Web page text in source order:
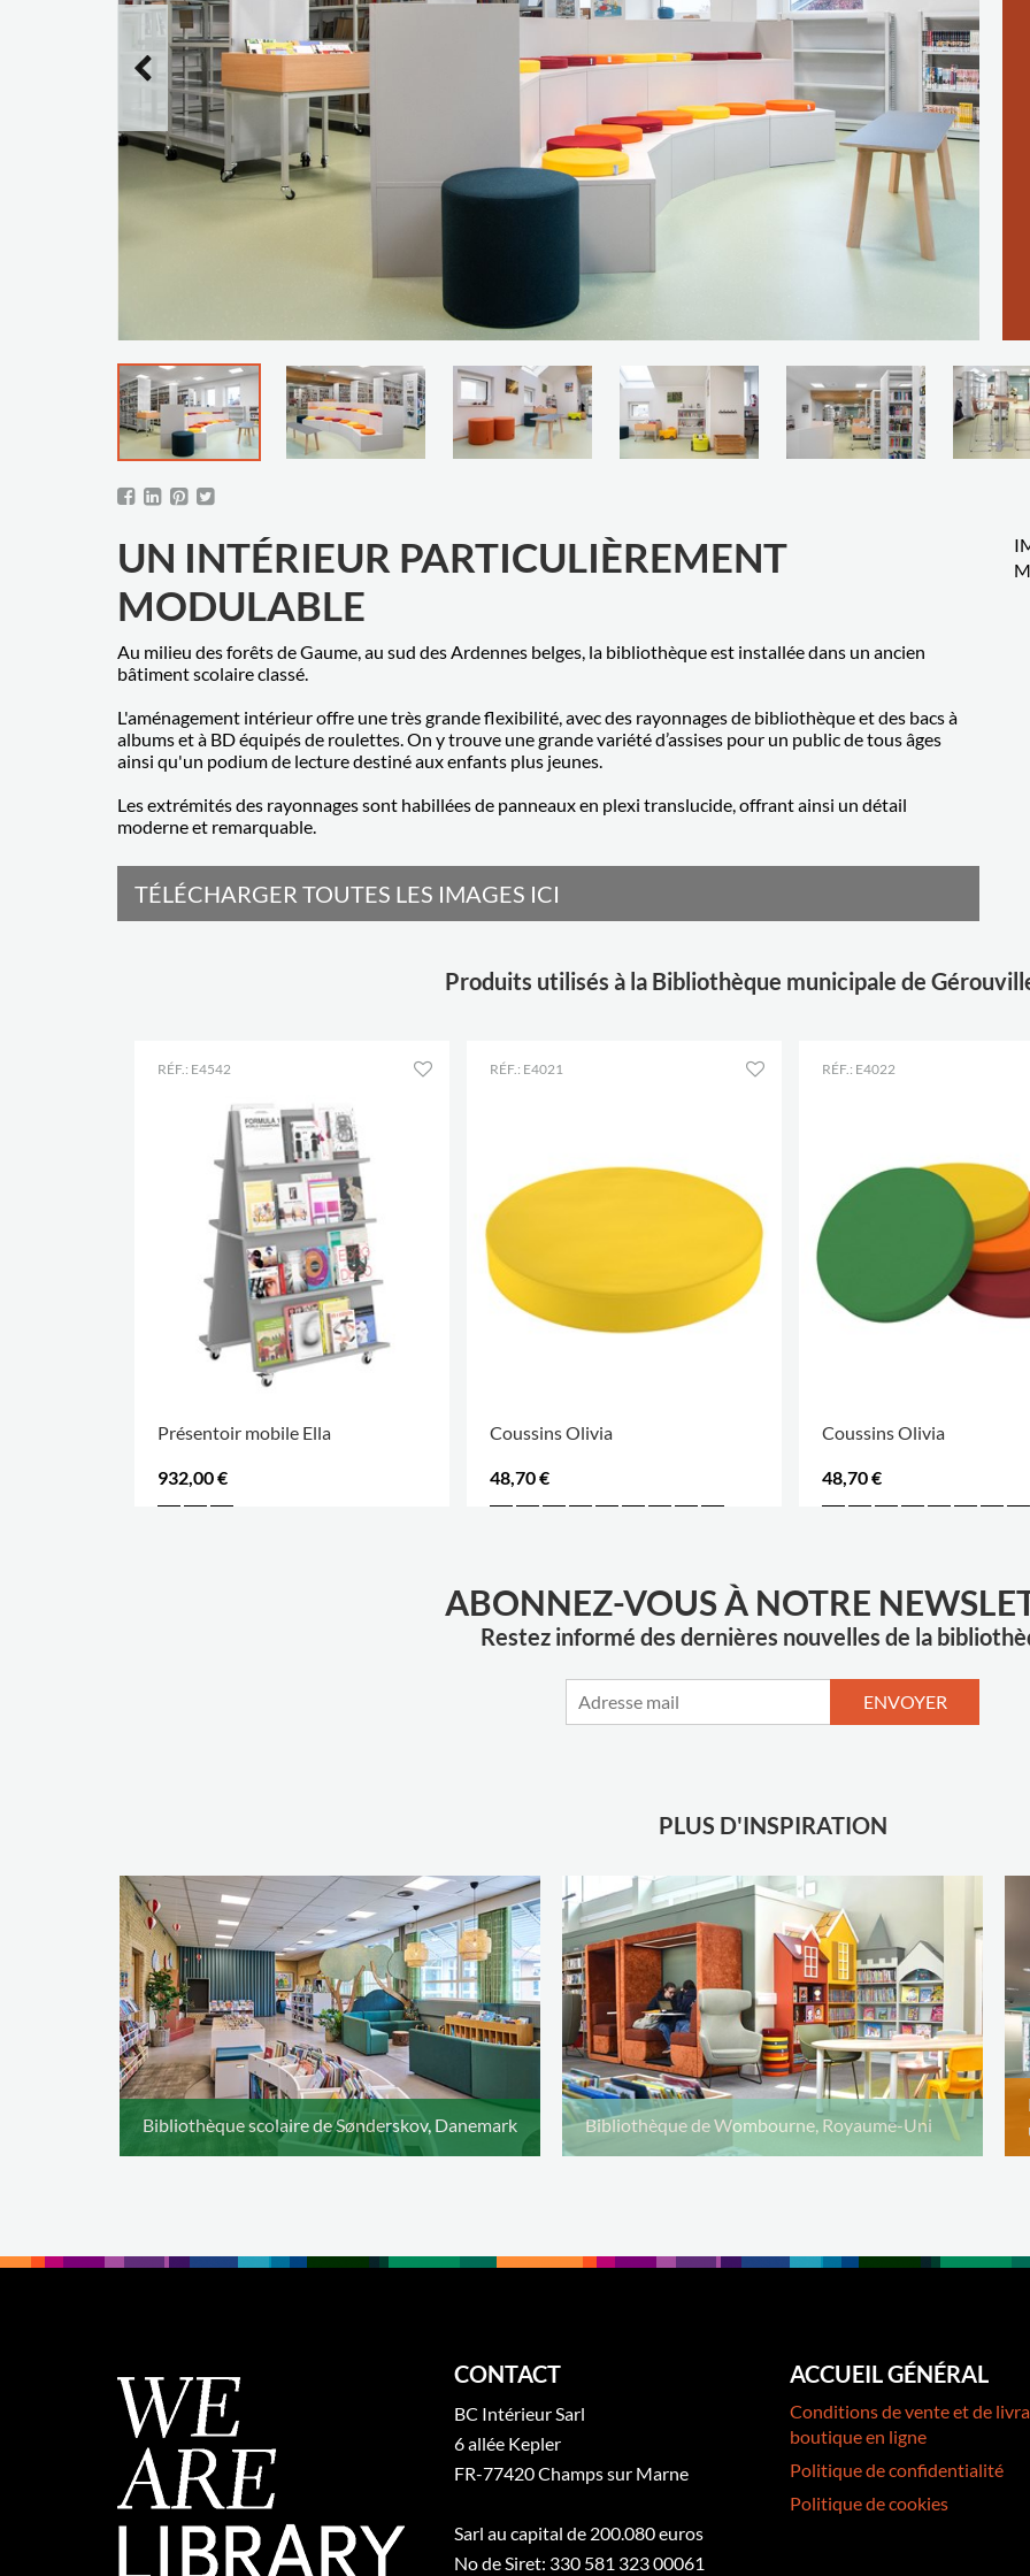
UN INTÉRIEUR PARTICULIÈREMENT
MODULABLE
Au milieu des forêts de Gaume, au sud des Ardennes belges, la bibliothèque est installée dans un ancien
bâtiment scolaire classé.
L'aménagement intérieur offre une très grande flexibilité, avec des rayonnages de bibliothèque et des bacs à
albums et à BD équipés de roulettes. On y trouve une grande variété d’assises pour un public de tous âges
ainsi qu'un podium de lecture destiné aux enfants plus jeunes.
Les extrémités des rayonnages sont habillées de panneaux en plexi translucide, offrant ainsi un détail
moderne et remarquable.
TÉLÉCHARGER TOUTES LES IMAGES ICI
Produits utilisés à la Bibliothèque municipale de
RÉF.: E4542
Présentoir mobile Ella
932,00 €
RÉF.: E4021
Coussins Olivia
48,70 €
RÉF.: E4022
Coussins Olivia
48,70 €
ABONNEZ-VOUS À NOTRE
Restez informé des dernières nouvelles de la
ENVOYER
PLUS D'INSPIRATION
Bibliothèque scolaire de Sønderskov, Danemark Bibliothèque de Wombourne, Royaume-Uni
CONTACT
BC Intérieur Sarl
6 allée Kepler
FR-77420 Champs sur Marne
Sarl au capital de 200.080 euros
No de Siret: 330 581 323 00061
ACCUEIL GÉNÉRAL
Conditions de vente et de
boutique en ligne
Politique de confidentialité
Politique de cookies